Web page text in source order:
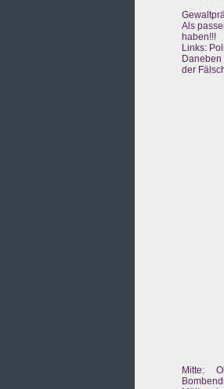
Als
haben!!!
Links:
der
Mitte: